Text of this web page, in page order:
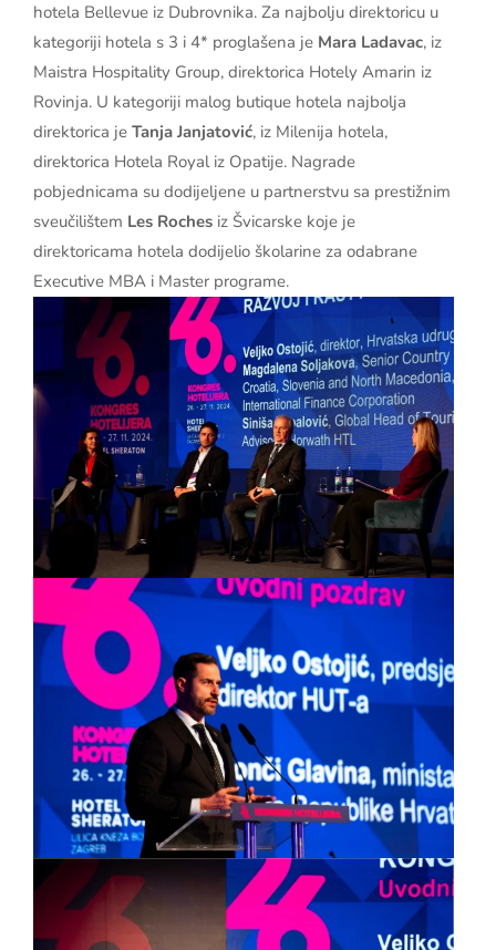
hotela Bellevue iz Dubrovnika. Za najbolju direktoricu u
kategoriji hotela s 3 i 4* proglašena je Mara Ladavac, iz
Maistra Hospitality Group, direktorica Hotely Amarin iz
Rovinja. U kategoriji malog butique hotela najbolja
direktorica je Tanja Janjatović, iz Milenija hotela,
direktorica Hotela Royal iz Opatije. Nagrade
pobjednicama su dodijeljene u partnerstvu sa prestižnim
sveučilištem Les Roches iz Švicarske koje je
direktoricama hotela dodijelio školarine za odabrane
Executive MBA i Master programe.